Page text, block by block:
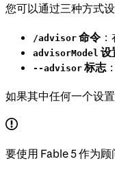
您可以通过三种方式
/advisor 命令
advisorModel 设
--advisor 标志
如果其中任何一个设
要使用 Fable 5 作为